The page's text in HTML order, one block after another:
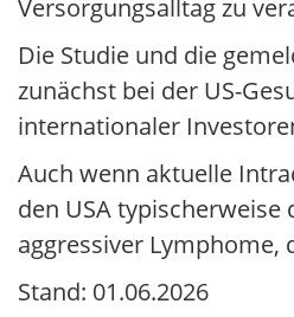
Versorgungsalltag zu
Die Studie und die
zunächst bei der US-
internationaler
Auch wenn aktuelle
den USA
aggressiver
Stand: 01.06.2026